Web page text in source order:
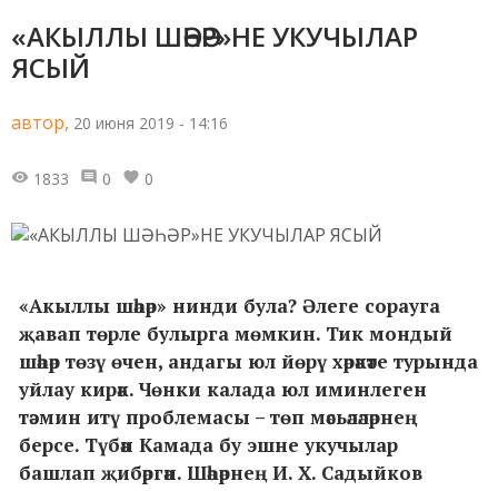
«АКЫЛЛЫ ШӘҺӘР»НЕ УКУЧЫЛАР
ЯСЫЙ
автор, 20 июня 2019 - 14:16
1833 0 0
«Акыллы шәһәр» нинди була? Әлеге сорауга
җавап төрле булырга мөмкин. Тик мондый
шәһәр төзү өчен, андагы юл йөрү хәрәкәте турында
уйлау кирәк. Чөнки калада юл иминлеген
тәэмин итү проблемасы – төп мәсьәләләрнең
берсе. Түбән Камада бу эшне укучылар
башлап җибәргән. Шәһәрнең И. Х. Садыйков